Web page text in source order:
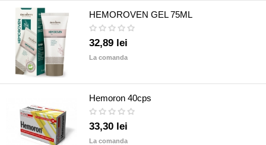
HEMOROVEN GEL 75ML
32,89 lei
La comanda
Hemoron 40cps
33,30 lei
La comanda